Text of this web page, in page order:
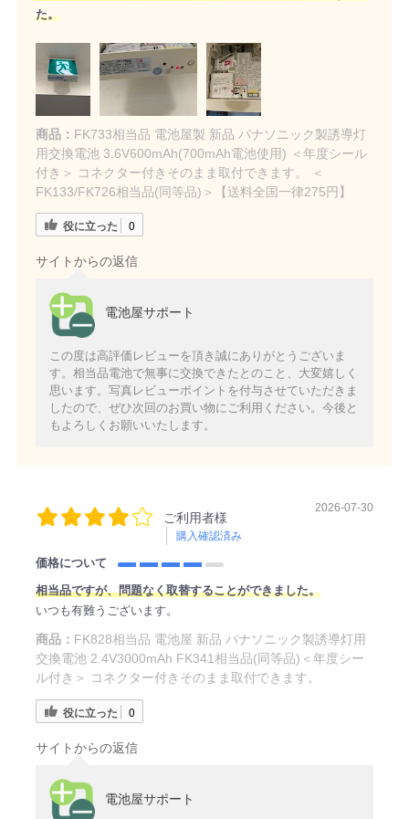
た。
商品： FK733相当品 電池屋製 新品 パナソニック製誘導灯
用交換電池 3.6V600mAh(700mAh電池使用) ＜年度シール
付き＞ コネクター付きそのまま取付できます。 ＜
FK133/FK726相当品(同等品)＞【送料全国一律275円】
役に立った 0
サイトからの返信
電池屋サポート
この度は高評価レビューを頂き誠にありがとうございま
す。相当品電池で無事に交換できたとのこと、大変嬉しく
思います。写真レビューポイントを付与させていただきま
したので、ぜひ次回のお買い物にご利用ください。今後と
もよろしくお願いいたします。
ご利用者様
購入確認済み
2026-07-30
価格について
相当品ですが、問題なく取替することができました。
いつも有難うございます。
商品： FK828相当品 電池屋 新品 パナソニック製誘導灯用
交換電池 2.4V3000mAh FK341相当品(同等品)＜年度シー
ル付き＞ コネクター付きそのまま取付できます。
役に立った 0
サイトからの返信
電池屋サポート